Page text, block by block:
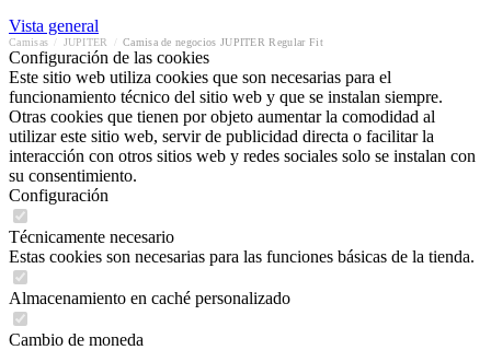
Vista general
Camisas JUPITER Camisa de negocios JUPITER Regular Fit
Configuración de las cookies
Este sitio web utiliza cookies que son necesarias para el
funcionamiento técnico del sitio web y que se instalan siempre.
Otras cookies que tienen por objeto aumentar la comodidad al
utilizar este sitio web, servir de publicidad directa o facilitar la
interacción con otros sitios web y redes sociales solo se instalan con
su consentimiento.
Configuración
Técnicamente necesario
Estas cookies son necesarias para las funciones básicas de la tienda.
Almacenamiento en caché personalizado
Cambio de moneda